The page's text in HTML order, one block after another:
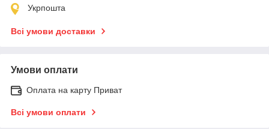
Укрпошта
Всі умови доставки
Умови оплати
Оплата на карту Приват
Всі умови оплати